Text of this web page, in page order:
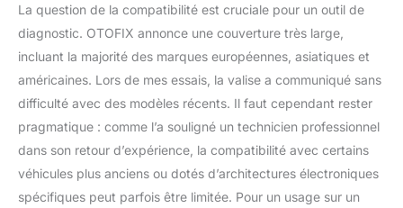
similaires pour voitures
sur le marché. Le
logiciel vous apportera
de nouvelles
fonctionnalités, des
corrections de bogues,
une couverture plus
large du véhicule et plus
encore. S'il y a des
problèmes après l'achat,
La question de la compatibilité est cruciale pour un outil de
diagnostic. OTOFIX annonce une couverture très large,
incluant la majorité des marques européennes, asiatiques et
américaines. Lors de mes essais, la valise a communiqué sans
difficulté avec des modèles récents. Il faut cependant rester
pragmatique : comme l’a souligné un technicien professionnel
dans son retour d’expérience, la compatibilité avec certains
véhicules plus anciens ou dotés d’architectures électroniques
spécifiques peut parfois être limitée. Pour un usage sur un